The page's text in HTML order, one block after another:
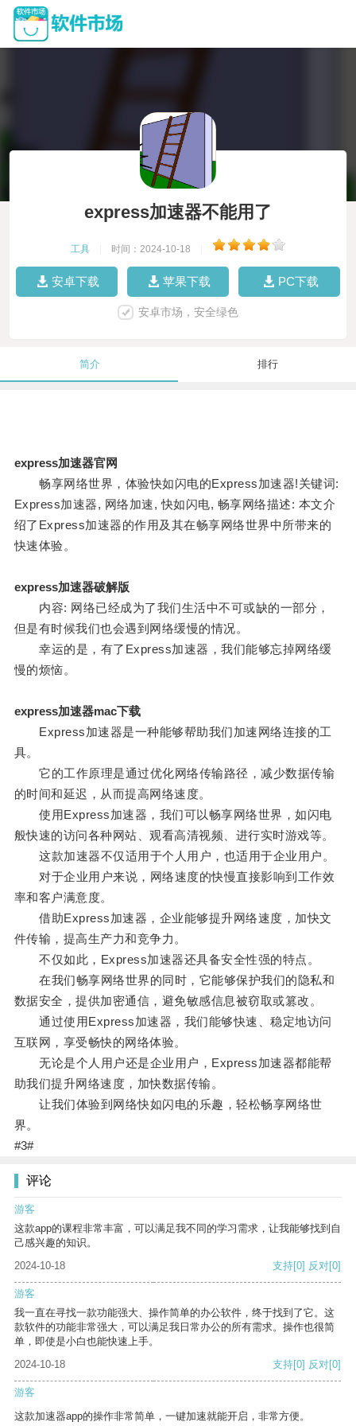
express加速器不能用了
工具 时间：2024-10-18
安卓下载 苹果下载 PC下载
安卓市场，安全绿色
简介 排行
express加速器官网
畅享网络世界，体验快如闪电的Express加速器!关键词:
Express加速器, 网络加速, 快如闪电, 畅享网络描述: 本文介
绍了Express加速器的作用及其在畅享网络世界中所带来的
快速体验。
express加速器破解版
内容: 网络已经成为了我们生活中不可或缺的一部分，
但是有时候我们也会遇到网络缓慢的情况。
幸运的是，有了Express加速器，我们能够忘掉网络缓
慢的烦恼。
express加速器mac下载
Express加速器是一种能够帮助我们加速网络连接的工
具。
它的工作原理是通过优化网络传输路径，减少数据传输
的时间和延迟，从而提高网络速度。
使用Express加速器，我们可以畅享网络世界，如闪电
般快速的访问各种网站、观看高清视频、进行实时游戏等。
这款加速器不仅适用于个人用户，也适用于企业用户。
对于企业用户来说，网络速度的快慢直接影响到工作效
率和客户满意度。
借助Express加速器，企业能够提升网络速度，加快文
件传输，提高生产力和竞争力。
不仅如此，Express加速器还具备安全性强的特点。
在我们畅享网络世界的同时，它能够保护我们的隐私和
数据安全，提供加密通信，避免敏感信息被窃取或篡改。
通过使用Express加速器，我们能够快速、稳定地访问
互联网，享受畅快的网络体验。
无论是个人用户还是企业用户，Express加速器都能帮
助我们提升网络速度，加快数据传输。
让我们体验到网络快如闪电的乐趣，轻松畅享网络世
界。
#3#
评论
游客
这款app的课程非常丰富，可以满足我不同的学习需求，让我能够找到自
己感兴趣的知识。
2024-10-18
支持[0] 反对[0]
游客
我一直在寻找一款功能强大、操作简单的办公软件，终于找到了它。这
款软件的功能非常强大，可以满足我日常办公的所有需求。操作也很简
单，即使是小白也能快速上手。
2024-10-18
支持[0] 反对[0]
游客
这款加速器app的操作非常简单，一键加速就能开启，非常方便。